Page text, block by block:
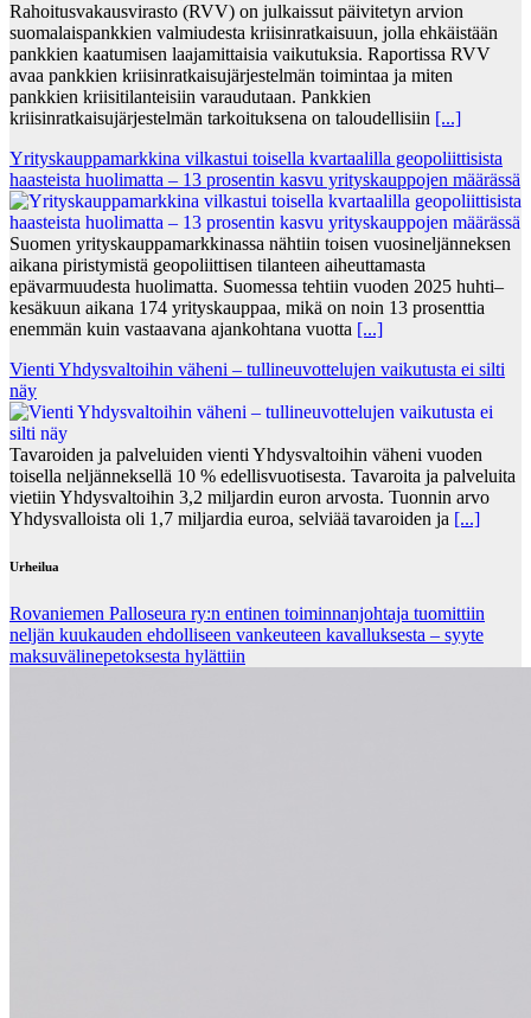
Rahoitusvakausvirasto (RVV) on julkaissut päivitetyn arvion
suomalaispankkien valmiudesta kriisinratkaisuun, jolla ehkäistään
pankkien kaatumisen laajamittaisia vaikutuksia. Raportissa RVV
avaa pankkien kriisinratkaisujärjestelmän toimintaa ja miten
pankkien kriisitilanteisiin varaudutaan. Pankkien
kriisinratkaisujärjestelmän tarkoituksena on taloudellisiin [...]
Yrityskauppamarkkina vilkastui toisella kvartaalilla geopoliittisista
haasteista huolimatta – 13 prosentin kasvu yrityskauppojen määrässä
Suomen yrityskauppamarkkinassa nähtiin toisen vuosineljänneksen
aikana piristymistä geopoliittisen tilanteen aiheuttamasta
epävarmuudesta huolimatta. Suomessa tehtiin vuoden 2025 huhti–
kesäkuun aikana 174 yrityskauppaa, mikä on noin 13 prosenttia
enemmän kuin vastaavana ajankohtana vuotta [...]
Vienti Yhdysvaltoihin väheni – tullineuvottelujen vaikutusta ei silti
näy
Tavaroiden ja palveluiden vienti Yhdysvaltoihin väheni vuoden
toisella neljänneksellä 10 % edellisvuotisesta. Tavaroita ja palveluita
vietiin Yhdysvaltoihin 3,2 miljardin euron arvosta. Tuonnin arvo
Yhdysvalloista oli 1,7 miljardia euroa, selviää tavaroiden ja [...]
Urheilua
Rovaniemen Palloseura ry:n entinen toiminnanjohtaja tuo­mit­tiin
neljän kuu­kau­den eh­dol­li­seen van­keu­teen ka­val­luk­ses­ta – syyte
mak­su­vä­li­ne­pe­tok­ses­ta hy­lät­tiin